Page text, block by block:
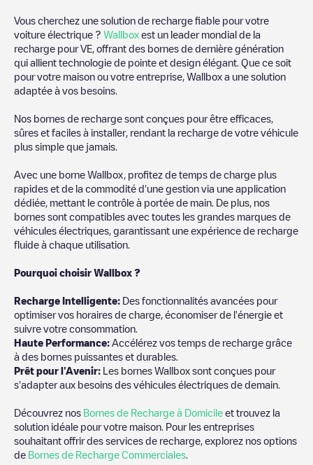
Vous cherchez une solution de recharge fiable pour votre
voiture électrique ? Wallbox est un leader mondial de la
recharge pour VE, offrant des bornes de dernière génération
qui allient technologie de pointe et design élégant. Que ce soit
pour votre maison ou votre entreprise, Wallbox a une solution
adaptée à vos besoins.
Nos bornes de recharge sont conçues pour être efficaces,
sûres et faciles à installer, rendant la recharge de votre véhicule
plus simple que jamais.
Avec une borne Wallbox, profitez de temps de charge plus
rapides et de la commodité d'une gestion via une application
dédiée, mettant le contrôle à portée de main. De plus, nos
bornes sont compatibles avec toutes les grandes marques de
véhicules électriques, garantissant une expérience de recharge
fluide à chaque utilisation.
Pourquoi choisir Wallbox ?
Recharge Intelligente: Des fonctionnalités avancées pour
optimiser vos horaires de charge, économiser de l'énergie et
suivre votre consommation.
Haute Performance: Accélérez vos temps de recharge grâce
à des bornes puissantes et durables.
Prêt pour l'Avenir: Les bornes Wallbox sont conçues pour
s'adapter aux besoins des véhicules électriques de demain.
Découvrez nos Bornes de Recharge à Domicile et trouvez la
solution idéale pour votre maison. Pour les entreprises
souhaitant offrir des services de recharge, explorez nos options
de Bornes de Recharge Commerciales